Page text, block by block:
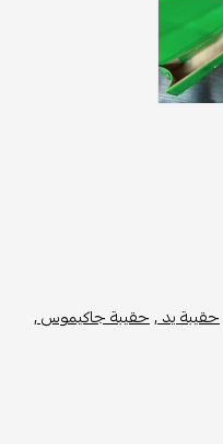
حقيبة يد ,حقيبة جاكيموس ,